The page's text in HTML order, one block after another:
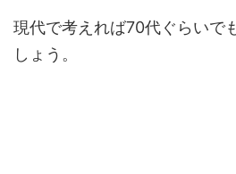
現代で考えれば70代ぐらいで
しょう。